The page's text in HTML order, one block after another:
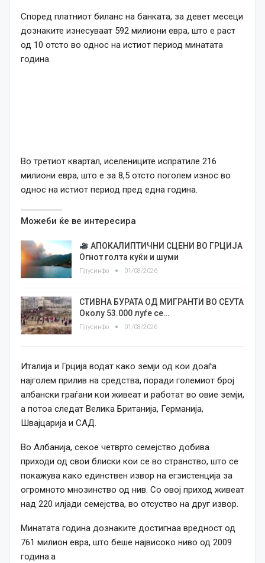
Според платниот биланс на банката, за девет месеци
дознаките изнесуваат 592 милиони евра, што е раст
од 10 отсто во однос на истиот период минатата
година.
Во третиот квартал, иселениците испратиле 216
милиони евра, што е за 8,5 отсто поголем износ во
однос на истиот период пред една година.
Можеби ќе ве интересира
АПОКАЛИПТИЧНИ СЦЕНИ ВО ГРЦИЈА
Огнот голта куќи и шуми
Плусинфо 01/08/2026
СТИВНА БУРАТА ОД МИГРАНТИ ВО СЕУТА
Околу 53.000 луѓе се…
Плусинфо 01/08/2026
Италија и Грција водат како земји од кои доаѓа
најголем прилив на средства, поради големиот број
албански граѓани кои живеат и работат во овие земји,
а потоа следат Велика Британија, Германија,
Швајцарија и САД.
Во Албанија, секое четврто семејство добива
приходи од свои блиски кои се во странство, што се
покажува како единствен извор на егзистенција за
огромното мнозинство од нив. Со овој приход живеат
над 220 илјади семејства, во отсуство на друг извор.
Минатата година дознаките достигнаа вредност од
761 милион евра, што беше највисоко ниво од 2009
година.a